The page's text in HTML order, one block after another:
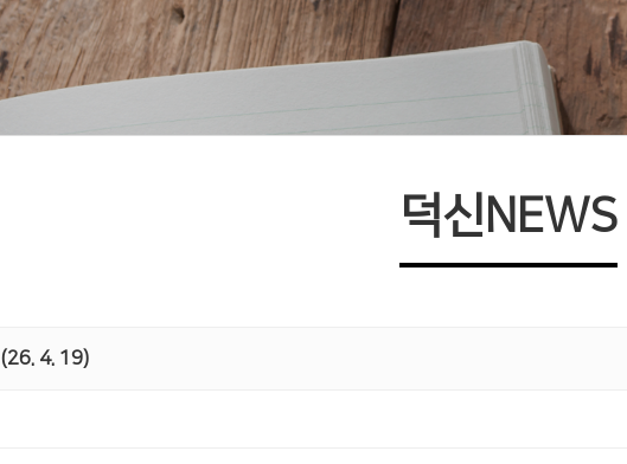
덕신NEWS
(26. 4. 19)